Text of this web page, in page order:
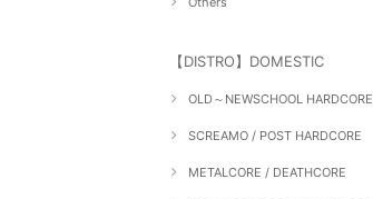
【DISTRO】DOMESTIC
OLD～NEWSCHOOL HARDCORE
SCREAMO / POST HARDCORE
METALCORE / DEATHCORE